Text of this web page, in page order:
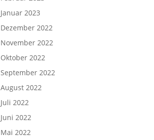
Januar 2023
Dezember 2022
November 2022
Oktober 2022
September 2022
August 2022
Juli 2022
Juni 2022
Mai 2022